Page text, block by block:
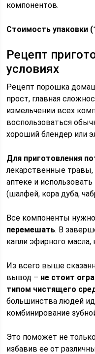
компонентов.
Стоимость упаковки
Рецепт
условиях
Рецепт порошка
прост, главная
измельчении всех
воспользоваться
хороший блендер или
Для приготовления
лекарственные
аптеке и
(шалфей, кора дуба,
Все компоненты нужно
перемешать. В
капли эфирного масла,
Из всего выше
вывод – не стоит
типом чистящего
большинства людей
комбинирование
Это поможет не
избавив ее от